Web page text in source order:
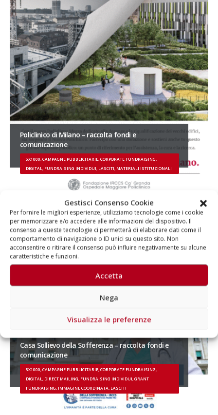
Gestisci Consenso Cookie
Per fornire le migliori esperienze, utilizziamo tecnologie come i cookie
per memorizzare e/o accedere alle informazioni del dispositivo. Il
consenso a queste tecnologie ci permetterà di elaborare dati come il
comportamento di navigazione o ID unici su questo sito. Non
acconsentire o ritirare il consenso può influire negativamente su alcune
caratteristiche e funzioni.
Accetta
Nega
Visualizza le preferenze
Policlinico di Milano – raccolta fondi e
comunicazione
5X1000, CAMPAGNE PUBBLICITARIE, CORPORATE FUNDRAISING,
DIGITAL, FUNDRAISING INDIVIDUI, LASCITI, MATERIALI ISTITUZIONALI
Casa Sollievo della Sofferenza – raccolta fondi e
comunicazione
5X1000, CAMPAGNE PUBBLICITARIE, CORPORATE FUNDRAISING,
DIGITAL, DIRECT MAILING, FUNDRAISING INDIVIDUI, GRANT
FUNDRAISING, IMMAGINE COORDINATA, LASCITI